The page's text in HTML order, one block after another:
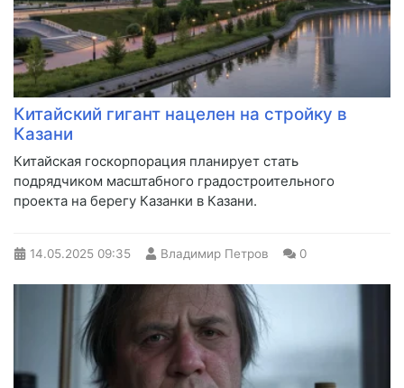
Китайский гигант нацелен на стройку в
Казани
Китайская госкорпорация планирует стать
подрядчиком масштабного градостроительного
проекта на берегу Казанки в Казани.
14.05.2025 09:35 Владимир Петров 0